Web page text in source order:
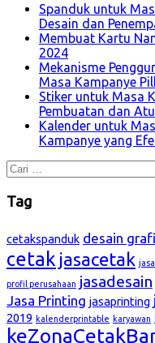
Spanduk untuk
Desain dan
Membuat Kartu
2024
Mekanisme
Masa Kampanye
Stiker untuk Masa
Pembuatan dan
Kalender untuk
Kampanye yang
Cari
untuk:
Tag
cetakspanduk desain
cetak jasacetak
profil perusahaan jasadesain
Jasa Printing jasaprinting
2019 kalenderprintable karyawan